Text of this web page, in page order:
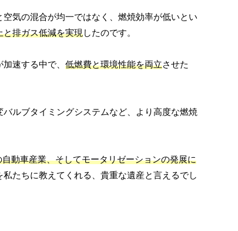
気の混合が均一ではなく、燃焼効率が低いとい
と排ガス低減を実現したのです。
速する中で、 低燃費と環境性能を両立させた
ルブタイミングシステムなど、より高度な燃焼
自動車産業、そしてモータリゼーションの発展に
たちに教えてくれる、貴重な遺産と言えるでし